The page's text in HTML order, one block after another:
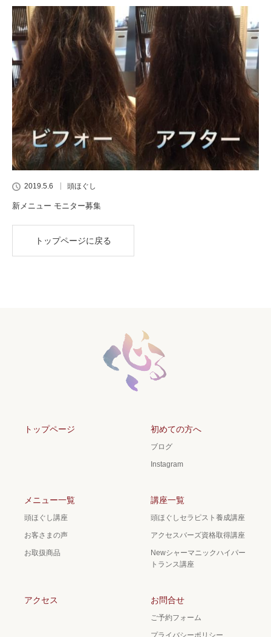
2019.5.6 頭ほぐし
新メニュー モニター募集
トップページに戻る
トップページ 初めての方へ
ブログ
Instagram
メニュー一覧
頭ほぐし講座
お客さまの声
お取扱商品
講座一覧
頭ほぐしセラピスト養成講座
アクセスバーズ資格取得講座
Newシャーマニックハイパー
トランス講座
アクセス お問合せ
ご予約フォーム